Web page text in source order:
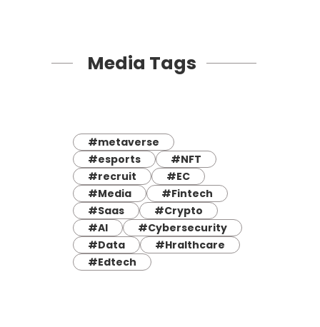
Media Tags
#metaverse
#esports
#NFT
#recruit
#EC
#Media
#Fintech
#Saas
#Crypto
#AI
#Cybersecurity
#Data
#Hralthcare
#Edtech